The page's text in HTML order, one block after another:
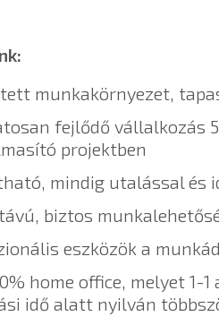
munkakörnyezet,
fejlődő vállalkozás
projektben
mindig utalással és
biztos
eszközök a
home office, melyet
idő alatt nyilván